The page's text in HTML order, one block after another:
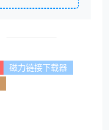
磁力链接下载器